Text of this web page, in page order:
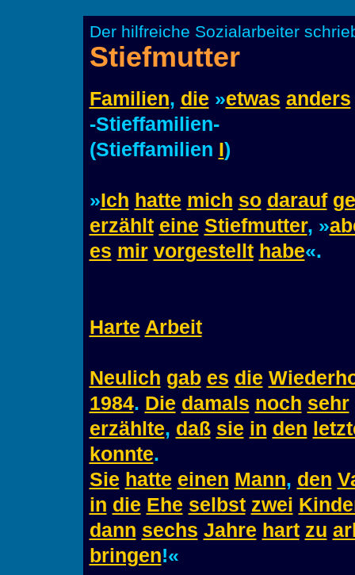
Der hilfreiche Sozialarbeiter
Stiefmutter
Familien, die »etwas anders
-Stieffamilien-
(Stieffamilien I)
»Ich hatte mich so darauf
erzählt eine Stiefmutter, »
es mir vorgestellt habe«.
Harte Arbeit
Neulich gab es die
1984. Die damals noch sehr
erzählte, daß sie in den
konnte.
Sie hatte einen Mann, den
in die Ehe selbst zwei
dann sechs Jahre hart zu
bringen!«